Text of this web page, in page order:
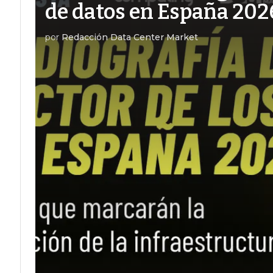
de datos en España
por Redacción Data Center Market